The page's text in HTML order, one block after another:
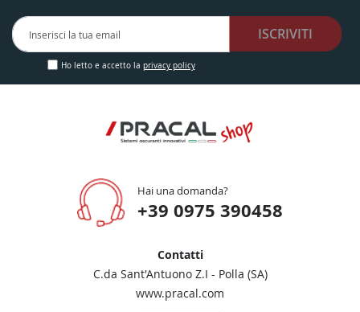
Iscriviti
alla
nostra
Newsletter:
Ho letto e accetto la privacy policy
ISCRIVITI
Hai una domanda?
+39 0975 390458
Contatti
C.da Sant'Antuono Z.I - Polla (SA)
www.pracal.com